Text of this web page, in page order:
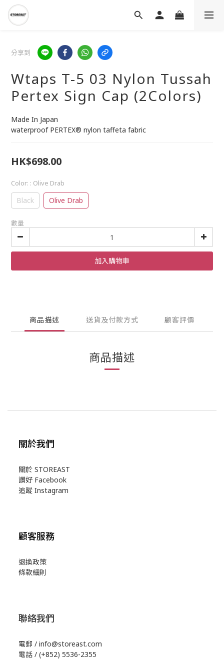
分享到
Wtaps T-5 03 Nylon Tussah
Pertex Sign Cap (2Colors)
Made In Japan
waterproof PERTEX® nylon taffeta fabric
HK$698.00
Color: : Olive Drab
Black Olive Drab
數量
加入購物車
商品描述 送貨及付款方式 顧客評價
商品描述
關於我們
關於 STOREAST
讚好 Facebook
追蹤 Instagram
顧客服務
退換政策
條款細則
聯絡我們
電郵 / info@storeast.com
電話 / (+852) 5536-2355